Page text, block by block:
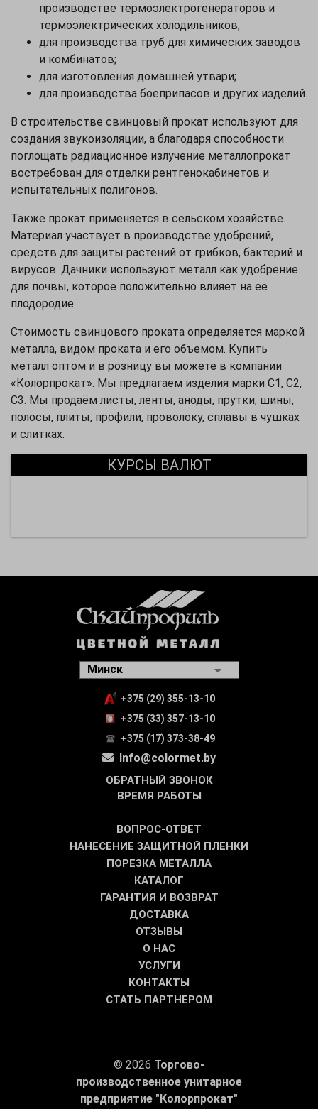
производстве термоэлектрогенераторов и
термоэлектрических холодильников;
для производства труб для химических заводов
и комбинатов;
для изготовления домашней утвари;
для производства боеприпасов и других изделий.
В строительстве свинцовый прокат используют для
создания звукоизоляции, а благодаря способности
поглощать радиационное излучение металлопрокат
востребован для отделки рентгенокабинетов и
испытательных полигонов.
Также прокат применяется в сельском хозяйстве.
Материал участвует в производстве удобрений,
средств для защиты растений от грибков, бактерий и
вирусов. Дачники используют металл как удобрение
для почвы, которое положительно влияет на ее
плодородие.
Стоимость свинцового проката определяется маркой
металла, видом проката и его объемом. Купить
металл оптом и в розницу вы можете в компании
«Колорпрокат». Мы предлагаем изделия марки С1, С2,
С3. Мы продаём листы, ленты, аноды, прутки, шины,
полосы, плиты, профили, проволоку, сплавы в чушках
и слитках.
КУРСЫ ВАЛЮТ
+375 (29) 355-13-10
+375 (33) 357-13-10
+375 (17) 373-38-49
Info@colormet.by
ОБРАТНЫЙ ЗВОНОК
ВРЕМЯ РАБОТЫ
ВОПРОС-ОТВЕТ
НАНЕСЕНИЕ ЗАЩИТНОЙ ПЛЕНКИ
ПОРЕЗКА МЕТАЛЛА
КАТАЛОГ
ГАРАНТИЯ И ВОЗВРАТ
ДОСТАВКА
ОТЗЫВЫ
О НАС
УСЛУГИ
КОНТАКТЫ
СТАТЬ ПАРТНЕРОМ
© 2026 Торгово-
производственное унитарное
предприятие "Колорпрокат"